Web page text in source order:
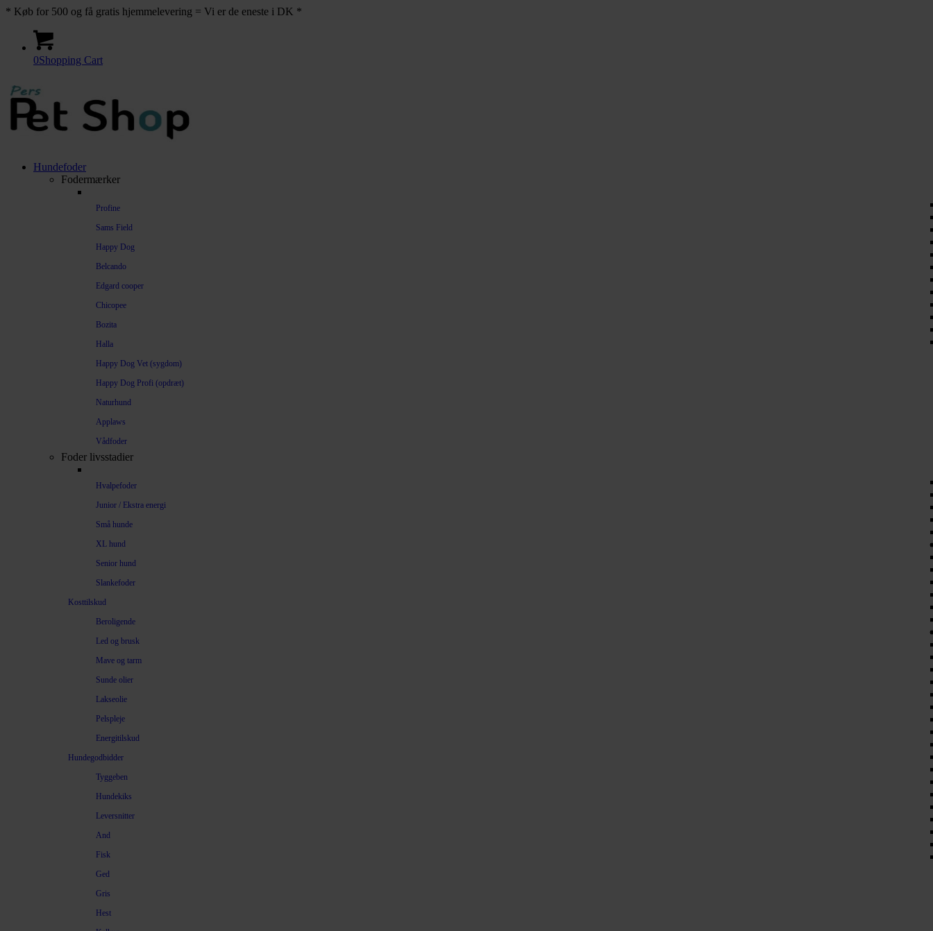
* Køb for 500 og få gratis hjemmelevering = Vi er de eneste i DK *
0Shopping Cart
Hundefoder
Fodermærker
Profine
Sams Field
Happy Dog
Belcando
Edgard cooper
Chicopee
Bozita
Halla
Happy Dog Vet (sygdom)
Happy Dog Profi (opdræt)
Naturhund
Applaws
Vådfoder
Foder livsstadier
Hvalpefoder
Junior / Ekstra energi
Små hunde
XL hund
Senior hund
Slankefoder
Kosttilskud
Beroligende
Led og brusk
Mave og tarm
Sunde olier
Lakseolie
Pelspleje
Energitilskud
Hundegodbidder
Tyggeben
Hundekiks
Leversnitter
And
Fisk
Ged
Gris
Hest